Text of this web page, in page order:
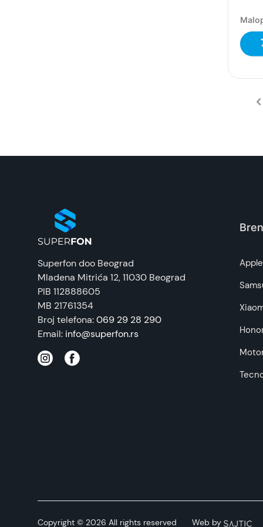
Superfon doo Beograd
Mladena Mitrića 12, 11030 Beograd
PIB 112888605
MB 21761354
Broj telefona:069 29 28 290
Email: info@superfon.rs
Apple
Copyright © 2026 All rights reserved Web by